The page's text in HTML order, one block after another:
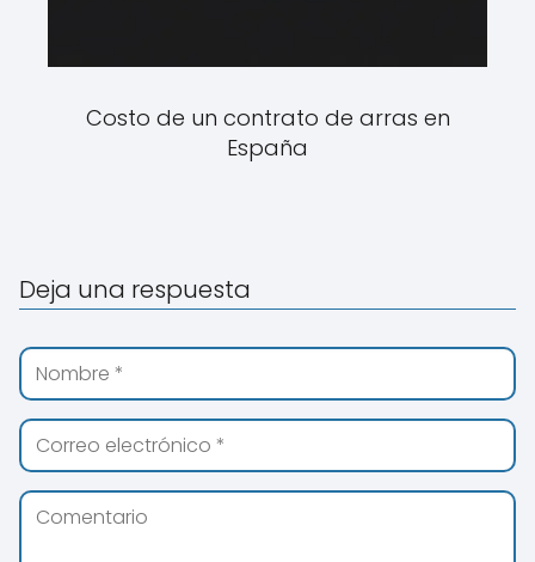
Costo de un contrato de arras en
España
Deja una respuesta